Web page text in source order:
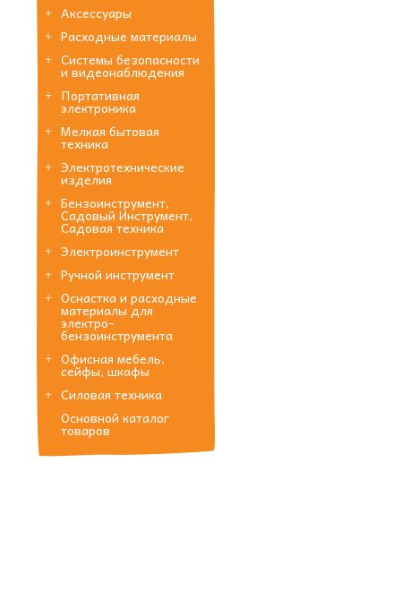
Аксессуары
Расходные материалы
Системы безопасности
и видеонаблюдения
Портативная
электроника
Мелкая бытовая
техника
Электротехнические
изделия
Бензоинструмент,
Садовый Инструмент,
Садовая техника
Электроинструмент
Ручной инструмент
Оснастка и расходные
материалы для
электро-
бензоинструмента
Офисная мебель,
сейфы, шкафы
Силовая техника
Основной каталог
товаров